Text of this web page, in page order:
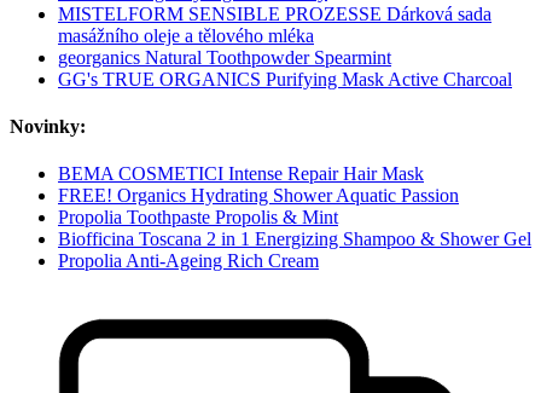
MISTELFORM SENSIBLE PROZESSE Dárková sada
masážního oleje a tělového mléka
georganics Natural Toothpowder Spearmint
GG's TRUE ORGANICS Purifying Mask Active Charcoal
Novinky:
BEMA COSMETICI Intense Repair Hair Mask
FREE! Organics Hydrating Shower Aquatic Passion
Propolia Toothpaste Propolis & Mint
Biofficina Toscana 2 in 1 Energizing Shampoo & Shower Gel
Propolia Anti-Ageing Rich Cream